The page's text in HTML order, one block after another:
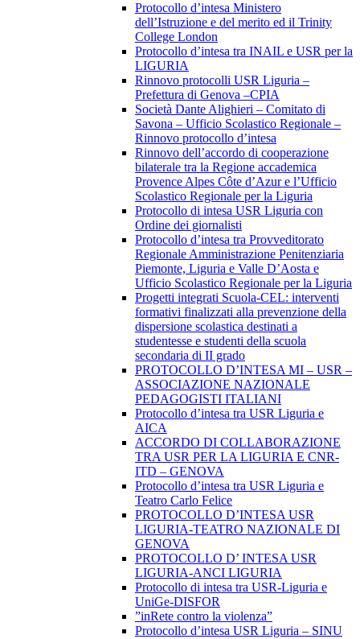
Protocollo d’intesa Ministero
dell’Istruzione e del merito ed il Trinity
College London
Protocollo d’intesa tra INAIL e USR per la
LIGURIA
Rinnovo protocolli USR Liguria –
Prefettura di Genova –CPIA
Società Dante Alighieri – Comitato di
Savona – Ufficio Scolastico Regionale –
Rinnovo protocollo d’intesa
Rinnovo dell’accordo di cooperazione
bilaterale tra la Regione accademica
Provence Alpes Côte d’Azur e l’Ufficio
Scolastico Regionale per la Liguria
Protocollo di intesa USR Liguria con
Ordine dei giornalisti
Protocollo d’intesa tra Provveditorato
Regionale Amministrazione Penitenziaria
Piemonte, Liguria e Valle D’Aosta e
Ufficio Scolastico Regionale per la Liguria
Progetti integrati Scuola-CEL: interventi
formativi finalizzati alla prevenzione della
dispersione scolastica destinati a
studentesse e studenti della scuola
secondaria di II grado
PROTOCOLLO D’INTESA MI – USR –
ASSOCIAZIONE NAZIONALE
PEDAGOGISTI ITALIANI
Protocollo d’intesa tra USR Liguria e
AICA
ACCORDO DI COLLABORAZIONE
TRA USR PER LA LIGURIA E CNR-
ITD – GENOVA
Protocollo d’intesa tra USR Liguria e
Teatro Carlo Felice
PROTOCOLLO D’INTESA USR
LIGURIA-TEATRO NAZIONALE DI
GENOVA
PROTOCOLLO D’ INTESA USR
LIGURIA-ANCI LIGURIA
Protocollo di intesa tra USR-Liguria e
UniGe-DISFOR
”inRete contro la violenza”
Protocollo d’intesa USR Liguria – SINU